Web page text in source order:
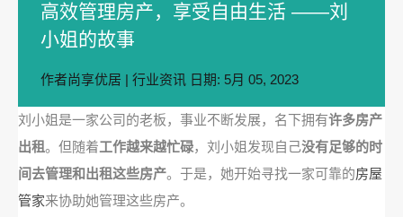
高效管理房产，享受自由生活 ——刘
小姐的故事
作者尚享优居 | 行业资讯 日期: 5月 05, 2023
刘小姐是一家公司的老板，事业不断发展，名下拥有许多房产
出租 。但随着工作越来越忙碌，刘小姐发现自己没有足够的时
间去管理和出租这些房产。于是，她开始寻找一家可靠的房屋
管家来协助她管理这些房产。